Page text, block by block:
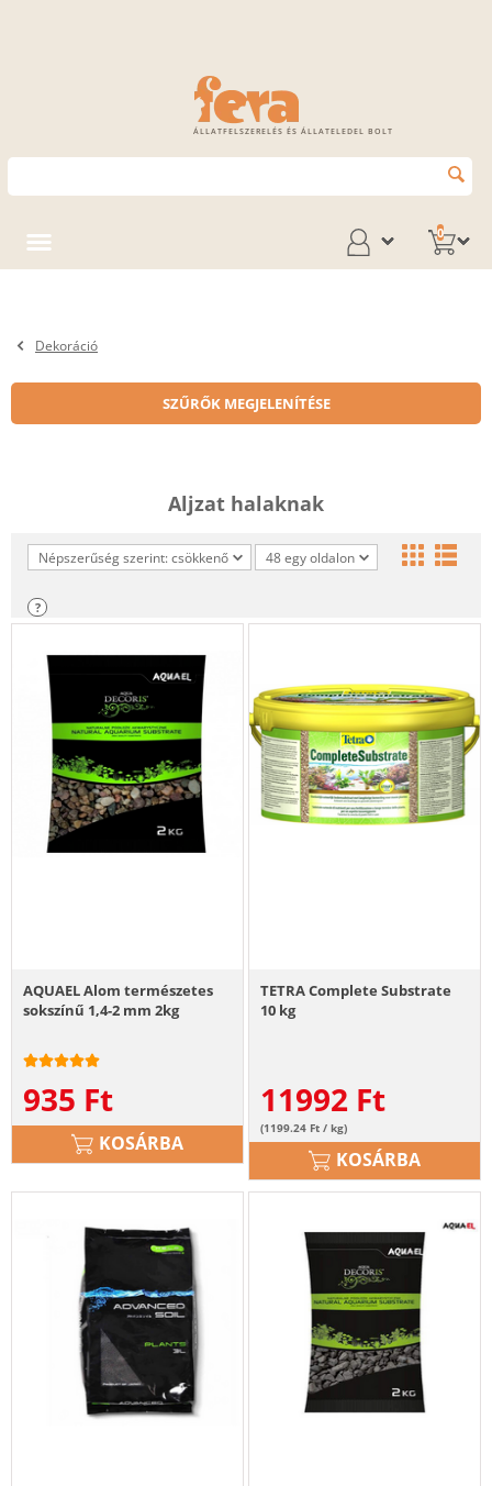
ÁLLATFELSZERELÉS ÉS ÁLLATELEDEL BOLT
0
Dekoráció
SZŰRŐK MEGJELENÍTÉSE
Aljzat halaknak
Népszerűség szerint: csökkenő 48 egy oldalon
?
AQUAEL Alom természetes
sokszínű 1,4-2 mm 2kg
935 Ft
KOSÁRBA
TETRA Complete Substrate
10 kg
11992 Ft
(1199.24 Ft / kg)
KOSÁRBA